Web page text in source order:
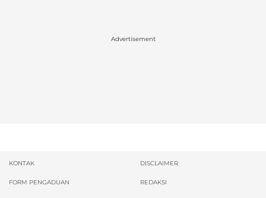
Advertisement
KONTAK DISCLAIMER
FORM PENGADUAN REDAKSI